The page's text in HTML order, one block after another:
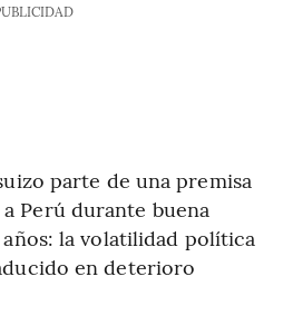
parte de una premisa
Perú durante buena
la volatilidad política
en deterioro